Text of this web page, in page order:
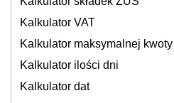
Kalkulator VAT
Kalkulator maksymalnej
Kalkulator ilości dni
Kalkulator dat